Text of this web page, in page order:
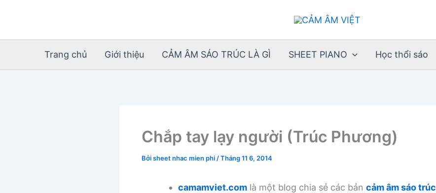
Trang chủ Giới thiệu CẢM ÂM SÁO TRÚC LÀ GÌ SHEET PIANO Học thổi sáo
Chắp tay lạy người (Trúc Phương)
Bởisheet nhac mien phi /Tháng 11 6, 2014
camamviet.com là một blog chia sẻ các bản cảm âm sáo trúc